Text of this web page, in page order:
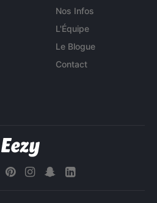
Nos Infos
L'Équipe
Le Blogue
Contact